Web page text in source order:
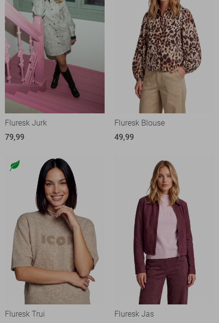
Fluresk Jurk
79,99
Fluresk Blouse
49,99
Fluresk Trui
Fluresk Jas